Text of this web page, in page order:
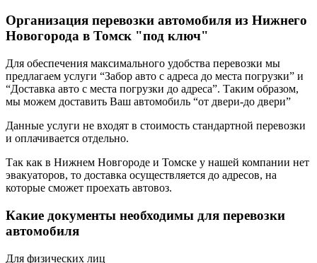
Организация перевозки автомобиля из Нижнего
Новогорода в Томск "под ключ"
Для обеспечения максимального удобства перевозки мы
предлагаем услуги “Забор авто с адреса до места погрузки” и
“Доставка авто с места погрузки до адреса”. Таким образом,
мы можем доставить Ваш автомобиль “от двери-до двери”
Данные услуги не входят в стоимость стандартной перевозки
и оплачивается отдельно.
Так как в Нижнем Новгороде и Томске у нашей компании нет
эвакуаторов, то доставка осуществляется до адресов, на
которые сможет проехать автовоз.
Какие документы необходимы для перевозки
автомобиля
Для физических лиц